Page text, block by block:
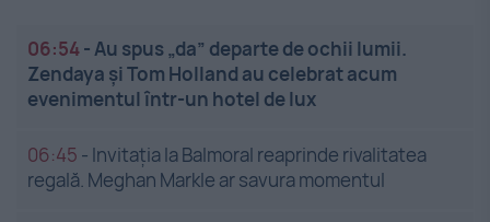
06:54-Au spus „da” departe de ochii lumii.
Zendaya și Tom Holland au celebrat acum
evenimentul într-un hotel de lux
06:45 - Invitația la Balmoral reaprinde rivalitatea
regală. Meghan Markle ar savura momentul